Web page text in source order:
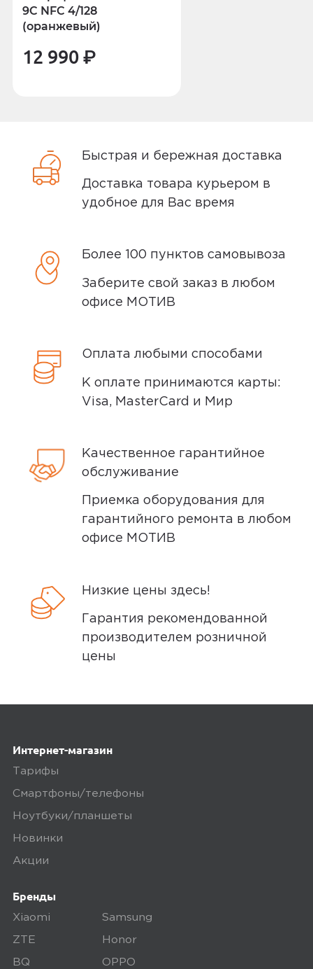
покупки.
Доставка бесплатная, если вы покупаете
товары дороже 3 000 рублей или в заказ
включен комплект подключения SIM-
рублей.
Заказы привозятся только на
существующие и точные адреса.
осмотр не более 15 минут.
В нашем интернет-магазине весь товар
проходит предпродажную проверку. Мы
дефекты, проверяем комплектацию,
поэтому товар доставляется во вскрытой
упаковке. Исключение составляют
некоторые виды товаров под
собственными марками.
Дополнительные вопросы вы можете
9C NFC 4/128
(оранжевый)
12 990 ₽
Быстрая и бережная доставка
Доставка товара курьером в
удобное для Вас время
Более 100 пунктов самовывоза
Заберите свой заказ в любом
офисе МОТИВ
Оплата любыми способами
К оплате принимаются карты:
Visa, MasterCard и Мир
Качественное гарантийное
обслуживание
Приемка оборудования для
гарантийного ремонта в любом
офисе МОТИВ
Низкие цены здесь!
Гарантия рекомендованной
производителем розничной
цены
Интернет-магазин
Тарифы
Смартфоны/телефоны
Ноутбуки/планшеты
Новинки
Акции
Бренды
Xiaomi Samsung
ZTE Honor
BQ OPPO